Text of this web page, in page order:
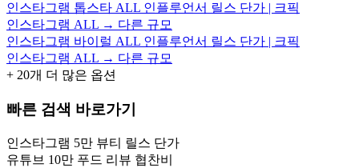
인스타그램 톱스타 ALL 인플루언서 릴스 단가 | 크픽
인스타그램 ALL → 다른 규모
인스타그램 바이럴 ALL 인플루언서 릴스 단가 | 크픽
인스타그램 ALL → 다른 규모
+ 20개 더 많은 옵션
빠른 검색 바로가기
인스타그램 5만 뷰티 릴스 단가
유튜브 10만 푸드 리뷰 협찬비